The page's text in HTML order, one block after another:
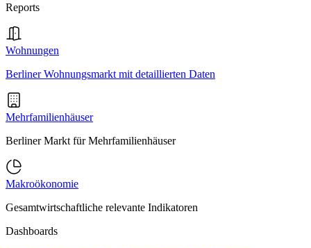
Reports
Wohnungen
Berliner Wohnungsmarkt mit detaillierten Daten
Mehrfamilienhäuser
Berliner Markt für Mehrfamilienhäuser
Makroökonomie
Gesamtwirtschaftliche relevante Indikatoren
Dashboards